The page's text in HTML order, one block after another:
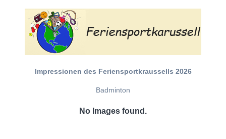
Impressionen des Feriensportkraussells 2026
Badminton
No Images found.